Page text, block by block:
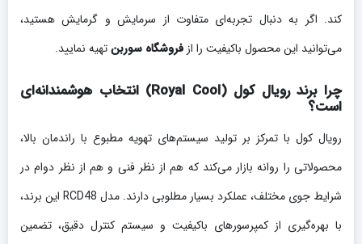
کند. اگر به دنبال تجربه‌ای متفاوت از سرمایش و گرمایش هستید،
می‌توانید این محصول باکیفیت را از فروشگاه سوربنتهیه نمایید.
چرا برند رویال کول (Royal Cool) انتخاب هوشمندانه‌ای
است؟
رویال کول با تمرکز بر تولید سیستم‌های تهویه مطبوع با راندمان بالا،
محصولاتی را روانه بازار می‌کند که هم از نظر فنی و هم از نظر دوام در
شرایط جوی مختلف، عملکرد بسیار مطلوبی دارند. مدل RCD48 این برند،
با بهره‌گیری از کمپرسورهای باکیفیت و سیستم کنترل دقیق، تضمین